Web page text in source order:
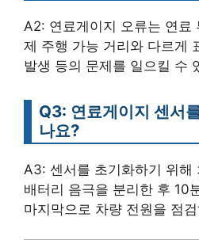
A2: 연료게이지 오류는 연료
제 주행 가능 거리와 다르게
발생 등의 문제를 일으킬 수
Q3: 연료게이지 센서
나요?
A3: 센서를 초기화하기 위해
배터리 음극을 분리한 후 10
마지막으로 차량 전원을 점